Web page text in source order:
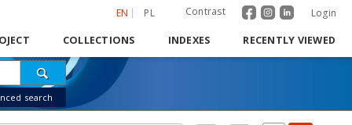
EN PL Contrast Login
COLLECTIONS INDEXES RECENTLY VIEWED
search